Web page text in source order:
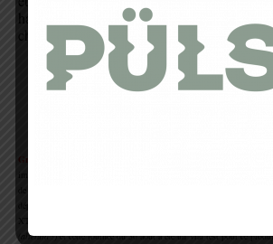
habituellement j’étais un peu plus
chute.
Il n’y a pas à dire, il n’y a aucun vice
Greg :
, après trois semaines
de la protection et de l’amorti proposé, et surtout un confort
XT6 pour un test Ultra grandeur nature. Nous avons eu chaud
(alléluia !)et cette journée du 30 août a été un vrai test pour ce